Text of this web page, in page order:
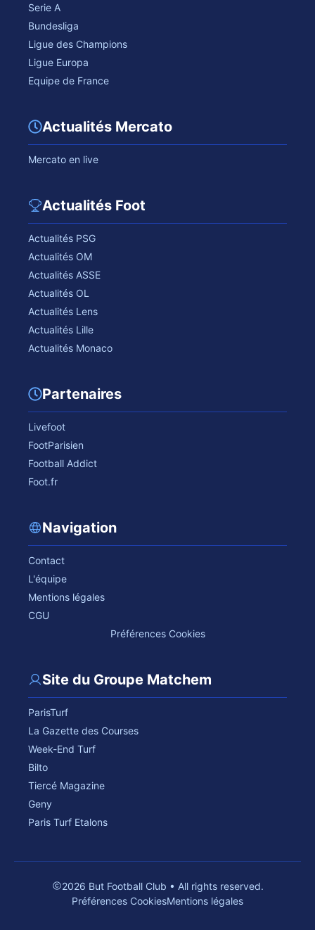
Serie A
Bundesliga
Ligue des Champions
Ligue Europa
Equipe de France
Actualités Mercato
Mercato en live
Actualités Foot
Actualités PSG
Actualités OM
Actualités ASSE
Actualités OL
Actualités Lens
Actualités Lille
Actualités Monaco
Partenaires
Livefoot
FootParisien
Football Addict
Foot.fr
Navigation
Contact
L'équipe
Mentions légales
CGU
Préférences Cookies
Site du Groupe Matchem
ParisTurf
La Gazette des Courses
Week-End Turf
Bilto
Tiercé Magazine
Geny
Paris Turf Etalons
2026 But Football Club • All rights reserved.
Préférences CookiesMentions légales